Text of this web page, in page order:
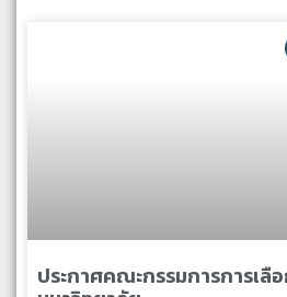
ประกาศคณะกรรมการการเลื